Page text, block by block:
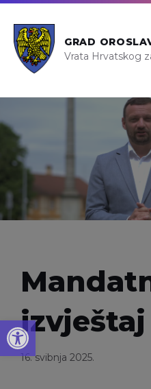
Open toolbar
GRAD
Vrata Hrvatskog
izvještaj
16. svibnja 2025.